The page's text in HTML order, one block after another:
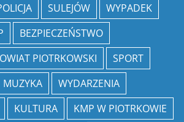
SULEJÓW
WYPADEK
BEZPIECZEŃSTWO
PIOTRKOWSKI
SPORT
MUZYKA
WYDARZENIA
KULTURA
KMP W PIOTRKOWIE